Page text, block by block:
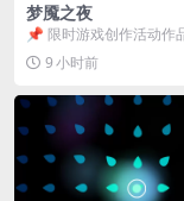
梦魇之夜
📌 限时游戏创作活动作
Game Jam） 📖 故事背
9 小时前